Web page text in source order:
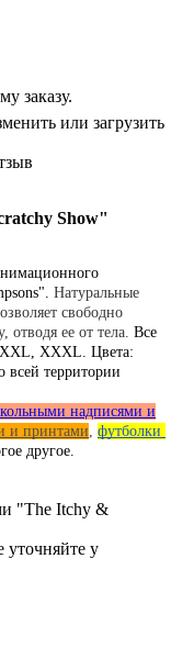
заказу.
или загрузить
Show"
Натуральные
свободно
отводя ее от тела. Все
XXL, XXXL. Цвета:
всей территории
надписями и
и принтами, футболки
другое.
"The Itchy &
уточняйте у